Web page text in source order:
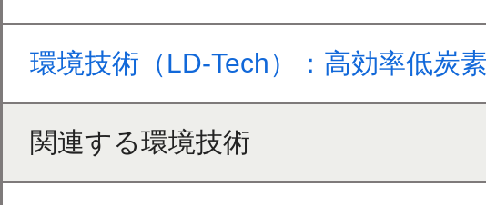
環境技術（LD‑Tech）：高効率低炭
関連する環境技術